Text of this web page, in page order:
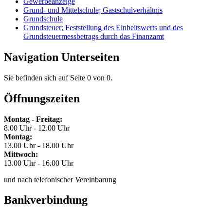
Grund- und Mittelschule; Gastschulverhältnis
Grundschule
Grundsteuer; Feststellung des Einheitswerts und des
Grundsteuermessbetrags durch das Finanzamt
Navigation Unterseiten
Sie befinden sich auf Seite 0 von 0.
Öffnungszeiten
Montag - Freitag:
8.00 Uhr - 12.00 Uhr
Montag:
13.00 Uhr - 18.00 Uhr
Mittwoch:
13.00 Uhr - 16.00 Uhr
und nach telefonischer Vereinbarung
Bankverbindung